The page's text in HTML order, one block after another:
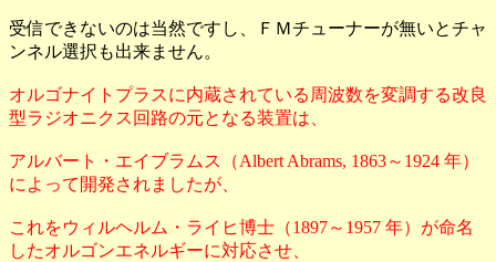
受信できないのは当然ですし、ＦＭチューナーが無いとチャ
ンネル選択も出来ません。
オルゴナイトプラスに内蔵されている周波数を変調する改良
型ラジオニクス回路の元となる装置は、
アルバート・エイブラムス（Albert Abrams, 1863～1924 年）
によって開発されましたが、
これをウィルヘルム・ライヒ博士（1897～1957 年）が命名
したオルゴンエネルギーに対応させ、